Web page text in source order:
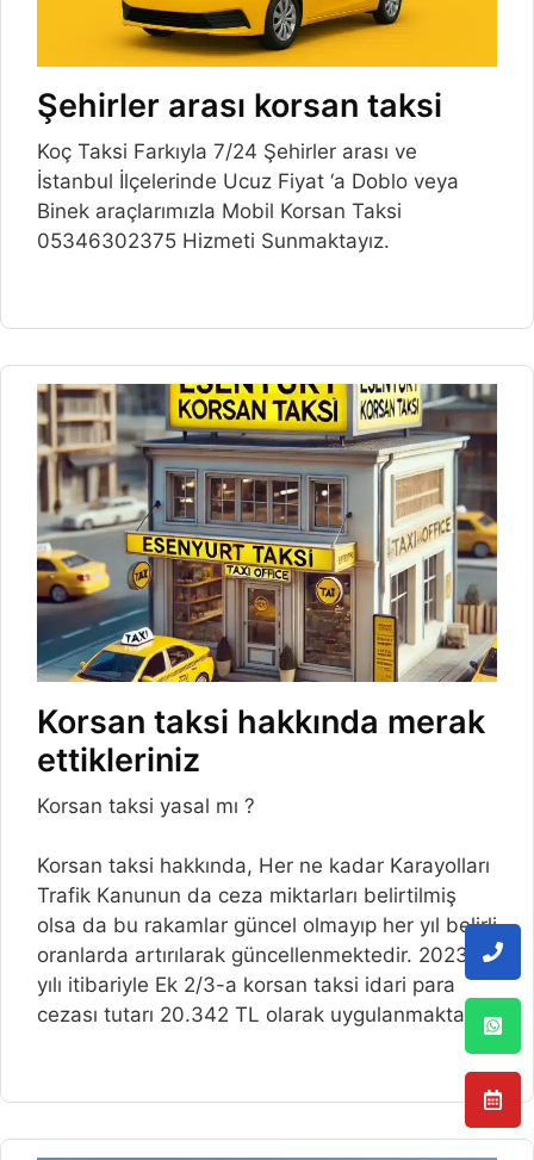
Şehirler arası korsan taksi
Koç Taksi Farkıyla 7/24 Şehirler arası ve
İstanbul İlçelerinde Ucuz Fiyat ‘a Doblo veya
Binek araçlarımızla Mobil Korsan Taksi
05346302375 Hizmeti Sunmaktayız.
Korsan taksi hakkında merak
ettikleriniz
Korsan taksi yasal mı ?
Korsan taksi hakkında, Her ne kadar Karayolları
Trafik Kanunun da ceza miktarları belirtilmiş
olsa da bu rakamlar güncel olmayıp her yıl belirli
oranlarda artırılarak güncellenmektedir. 2023
yılı itibariyle Ek 2/3-a korsan taksi idari para
cezası tutarı 20.342 TL olarak uygulanmaktadır.